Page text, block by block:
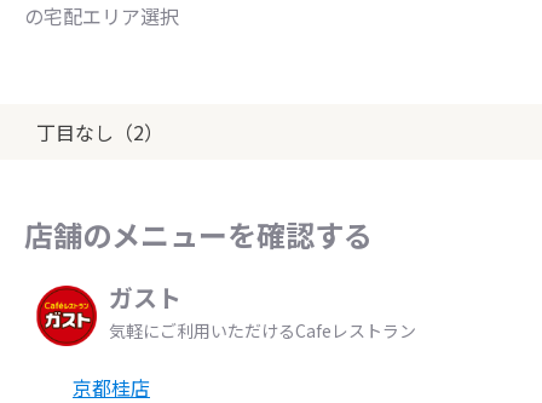
の宅配エリア選択
丁目なし（2）
店舗のメニューを確認する
ガスト
気軽にご利用いただけるCafeレストラン
京都桂店